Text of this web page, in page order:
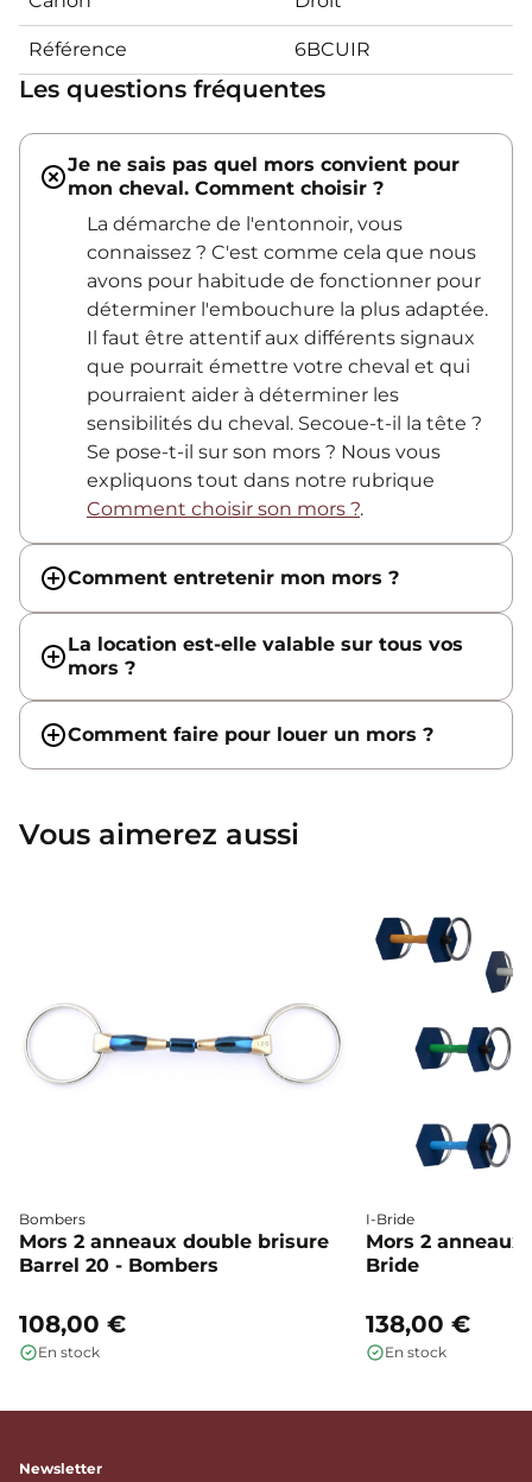
Référence 6BCUIR
Les questions fréquentes
Je ne sais pas quel mors convient pour
mon cheval. Comment choisir ?
La démarche de l'entonnoir, vous
connaissez ? C'est comme cela que nous
avons pour habitude de fonctionner pour
déterminer l'embouchure la plus adaptée.
Il faut être attentif aux différents signaux
que pourrait émettre votre cheval et qui
pourraient aider à déterminer les
sensibilités du cheval. Secoue-t-il la tête ?
Se pose-t-il sur son mors ? Nous vous
expliquons tout dans notre rubrique
Comment choisir son mors ?.
Comment entretenir mon mors ?
La location est-elle valable sur tous vos
mors ?
Comment faire pour louer un mors ?
Vous aimerez aussi
Bombers
Mors 2 anneaux double brisure
Barrel 20 - Bombers
108,00 €
En stock
I-Bride
Mors 2
Bride
138,00 €
En stock
Newsletter